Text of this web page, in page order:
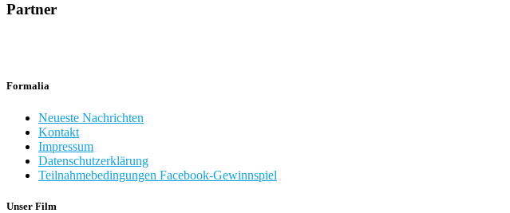
Partner
Formalia
Neueste Nachrichten
Kontakt
Impressum
Datenschutzerklärung
Teilnahmebedingungen Facebook-Gewinnspiel
Unser Film